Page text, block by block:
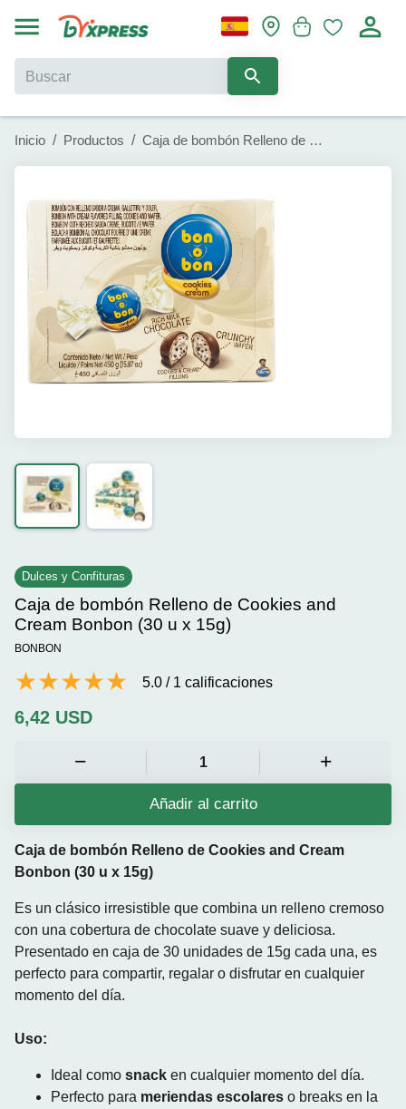
Inicio / Productos / Caja de bombón Relleno de Cookies and Cream Bonbon (30 u x 15g)
Dulces y Confituras
Caja de bombón Relleno de Cookies and
Cream Bonbon (30 u x 15g)
BONBON
5.0 / 1 calificaciones
6,42 USD
Añadir al carrito
Caja de bombón Relleno de Cookies and Cream
Bonbon (30 u x 15g)
Es un clásico irresistible que combina un relleno cremoso
con una cobertura de chocolate suave y deliciosa.
Presentado en caja de 30 unidades de 15g cada una, es
perfecto para compartir, regalar o disfrutar en cualquier
momento del día.
Uso:
Ideal como snack en cualquier momento del día.
Perfecto para meriendas escolares o breaks en la